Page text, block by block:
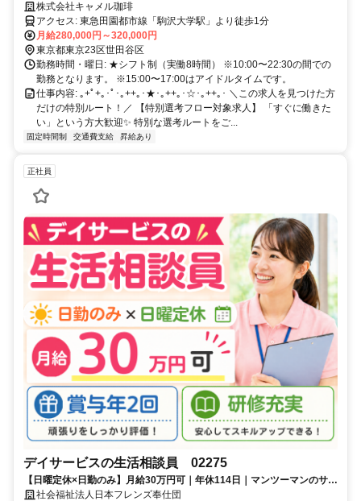
勤なし✨️ピッツァづくりを1から学べる⭐️歴史ある名店で食について一流
の技術を学べる⭐️
株式会社キャメル珈琲
アクセス: 東急⽥園都市線「駒沢⼤学駅」より徒歩1分
月給280,000円～320,000円
東京都東京23区世田谷区
勤務時間・曜日: ★シフト制（実働8時間） ※10:00〜22:30の間での
勤務となります。 ※15:00〜17:00はアイドルタイムです。
仕事内容: ｡+ﾟ+｡･ﾟ･｡++｡･★･｡++｡･☆･｡++｡･ ＼この求人を見つけた方
だけの特別ルート！／ 【特別選考フロー対象求人】 「すぐに働きた
い」という方大歓迎✨️ 特別な選考ルートをご...
固定時間制 交通費支給 昇給あり
正社員
デイサービスの生活相談員 02275
【日曜定休×日勤のみ】月給30万円可｜年休114日｜マンツーマンのサポ
ートで相談しやすい環境♪
社会福祉法人日本フレンズ奉仕団